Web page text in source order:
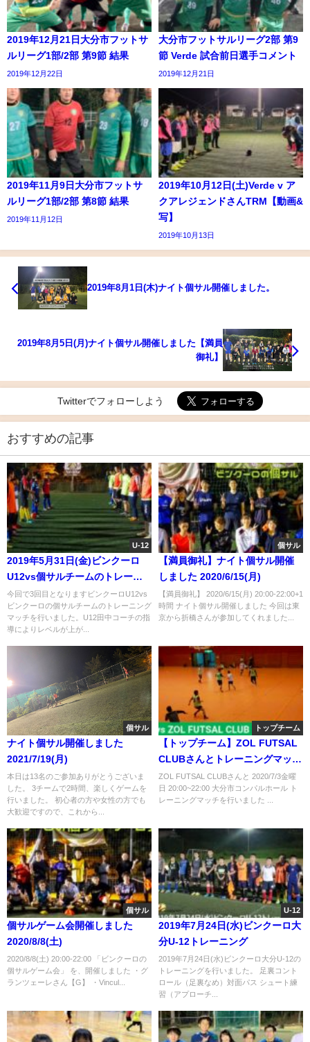
2019年12月21日大分市フットサ
ルリーグ1部/2部 第9節 結果
2019年12月22日
大分市フットサルリーグ2部 第9
節 Verde 試合前日選手コメント
2019年12月21日
2019年11月9日大分市フットサ
ルリーグ1部/2部 第8節 結果
2019年11月12日
2019年10月12日(土)Verde v ア
クアレジェンドさんTRM【動画&
写】
2019年10月13日
2019年8月1日(木)ナイト個サル開催しました。
2019年8月5日(月)ナイト個サル開催しました【満員
御礼】
Twitterでフォローしよう
おすすめの記事
U-12
2019年5月31日(金)ビンクーロ
U12vs個サルチームのトレーニ
ングマッチを行いました。
今回で3回目となりますビンクーロU12vs
ビンクーロの個サルチームのトレーニング
マッチを行いました。U12田中コーチの指
導によりレベルが上が...
個サル
【満員御礼】ナイト個サル開催
しました 2020/6/15(月)
【満員御礼】 2020/6/15(月) 20:00-22:00+1
時間 ナイト個サル開催しました 今回は東
京から折橋さんが参加してくれました...
個サル
ナイト個サル開催しました
2021/7/19(月)
本日は13名のご参加ありがとうございま
した。 3チームで2時間、楽しくゲームを
行いました。 初心者の方や女性の方でも
大歓迎ですので、これから...
トップチーム
【トップチーム】ZOL FUTSAL
CLUBさんとトレーニングマッチ
2020/7/3(金)大分市コンパルホー
ル
ZOL FUTSAL CLUBさんと 2020/7/3金曜
日 20:00~22:00 大分市コンパルホール ト
レーニングマッチを行いました ...
個サル
個サルゲーム会開催しました
2020/8/8(土)
2020/8/8(土) 20:00-22:00 「ビンクーロの
個サルゲーム会」 を、開催しました ・グ
ランツェーレさん【G】 ・Vincul...
U-12
2019年7月24日(水)ビンクーロ大
分U-12トレーニング
2019年7月24日(水)ビンクーロ大分U-12の
トレーニングを行いました。 足裏コント
ロール（足裏なめ）対面パス シュート練
習（アプローチ...